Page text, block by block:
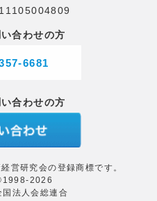
合わせの方
6681
合わせの方
営研究会の登録商標です。
2026
法人会総連合